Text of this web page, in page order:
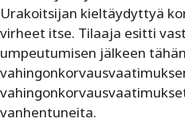
Urakoitsijan kieltäydyttyä
virheet itse. Tilaaja esitti
umpeutumisen jälkeen
vanhentuneita.